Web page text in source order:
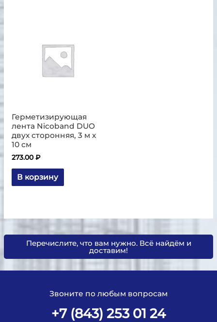
Перечислите, что вам нужно. Всё найдём и
доставим!
Герметизирующая
лента Nicoband DUO
двух сторонняя, 3 м х
10 см
273.00₽
В корзину
Звоните по любым вопросам
+7 (843) 253 01 24